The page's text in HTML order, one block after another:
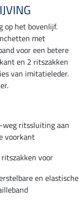
op het bovenlijf.
met
voor een betere
en 2 ritszakken
van imitatieleder.
weg ritssluiting aan
voorkant
voor
en elastische